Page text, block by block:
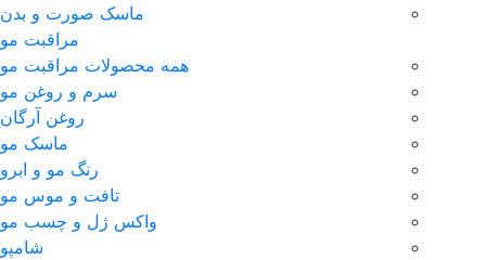
ماسک صورت و بدن
مراقبت مو
همه محصولات مراقبت مو
سرم و روغن مو
روغن آرگان
ماسک مو
رنگ مو و ابرو
تافت و موس مو
واکس ژل و چسب مو
شامپو